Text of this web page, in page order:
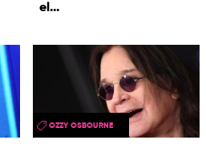
el...
OZZY OSBOURNE